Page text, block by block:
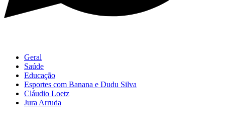
Geral
Saúde
Educação
Esportes com Banana e Dudu Silva
Cláudio Loetz
Jura Arruda